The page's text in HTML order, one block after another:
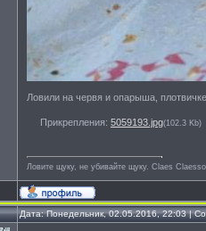
Ловили на червя и опарыша,
Прикрепления: 5059193.jpg(102.3 Kb)
Ловите щуку, не убивайте щуку. Сlaes
Дата: Понедельник, 02.05.2016, 22:03 |